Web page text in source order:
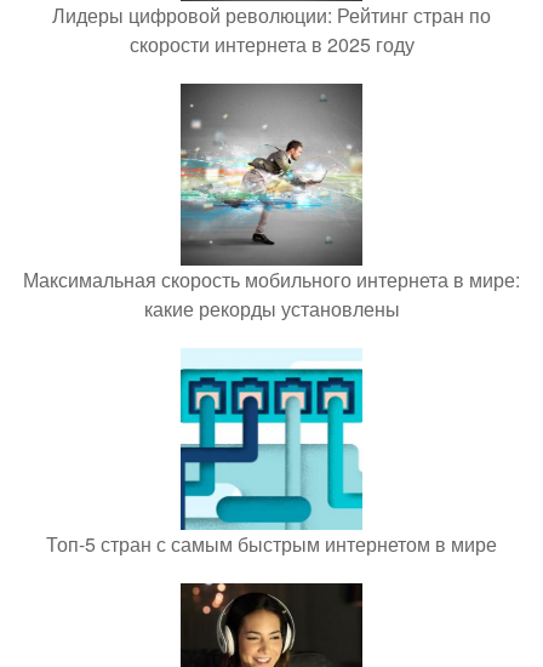
Лидеры цифровой революции: Рейтинг стран по
скорости интернета в 2025 году
Максимальная скорость мобильного интернета в мире:
какие рекорды установлены
Топ-5 стран с самым быстрым интернетом в мире